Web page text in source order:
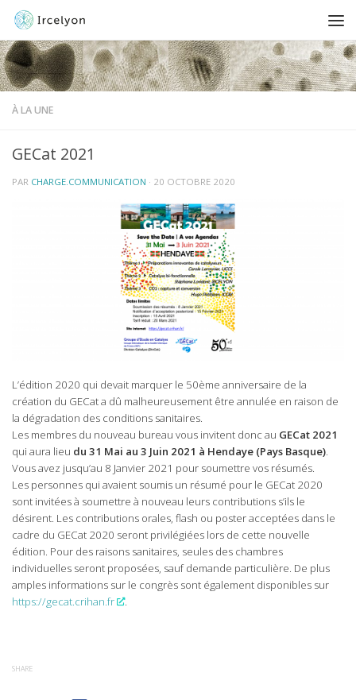
À LA UNE
GECat 2021
PAR CHARGE.COMMUNICATION · 20 OCTOBRE 2020
L’édition 2020 qui devait marquer le 50ème anniversaire de la
création du GECat a dû malheureusement être annulée en raison de
la dégradation des conditions sanitaires.
Les membres du nouveau bureau vous invitent donc au GECat 2021
qui aura lieu du 31 Mai au 3 Juin 2021 à Hendaye (Pays Basque)
Vous avez jusqu’au 8 Janvier 2021 pour soumettre vos résumés.
Les personnes qui avaient soumis un résumé pour le GECat 2020
sont invitées à soumettre à nouveau leurs contributions s’ils le
désirent. Les contributions orales, flash ou poster acceptées dans le
cadre du GECat 2020 seront privilégiées lors de cette nouvelle
édition. Pour des raisons sanitaires, seules des chambres
individuelles seront proposées, sauf demande particulière. De plus
amples informations sur le congrès sont également disponibles sur
https://gecat.crihan.fr
.
SHARE